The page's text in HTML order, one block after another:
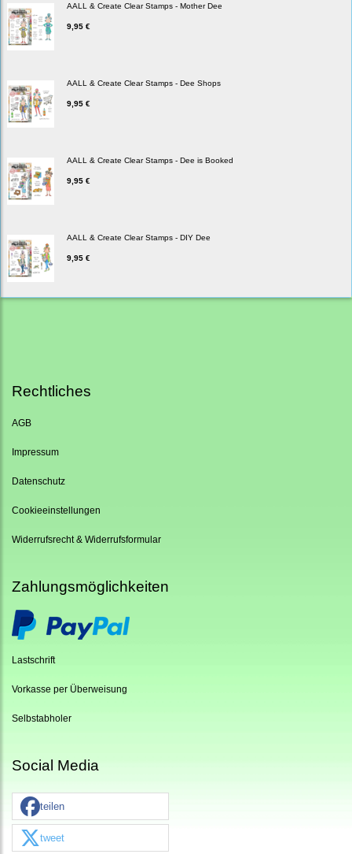
AALL & Create Clear Stamps - Mother Dee
9,95 €
AALL & Create Clear Stamps - Dee Shops
9,95 €
AALL & Create Clear Stamps - Dee is Booked
9,95 €
AALL & Create Clear Stamps - DIY Dee
9,95 €
Rechtliches
AGB
Impressum
Datenschutz
Cookieeinstellungen
Widerrufsrecht & Widerrufsformular
Zahlungsmöglichkeiten
Lastschrift
Vorkasse per Überweisung
Selbstabholer
Social Media
teilen
tweet